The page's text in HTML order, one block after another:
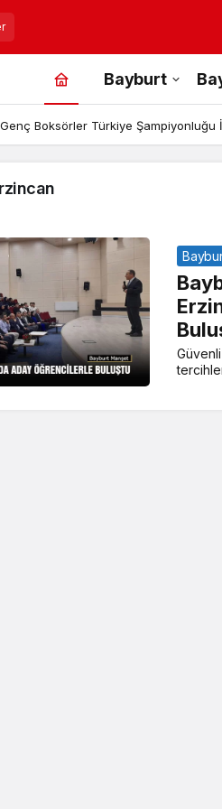
Bayburt
Genç Boksörler Türkiye Şampiyonluğu